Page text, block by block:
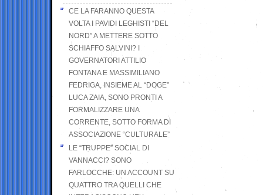
CE LA FARANNO QUESTA
VOLTA I PAVIDI LEGHISTI “DEL
NORD” A METTERE SOTTO
SCHIAFFO SALVINI? I
GOVERNATORI ATTILIO
FONTANA E MASSIMILIANO
FEDRIGA, INSIEME AL “DOGE”
LUCA ZAIA, SONO PRONTI A
FORMALIZZARE UNA
CORRENTE, SOTTO FORMA DI
ASSOCIAZIONE “CULTURALE”
LE “TRUPPE” SOCIAL DI
VANNACCI? SONO
FARLOCCHE: UN ACCOUNT SU
QUATTRO TRA QUELLI CHE